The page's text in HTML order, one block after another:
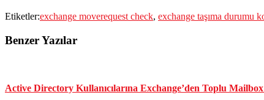
Etiketler:exchange moverequest check, exchange taşıma durumu
Benzer Yazılar
Active Directory Kullanıcılarına Exchange’den Toplu